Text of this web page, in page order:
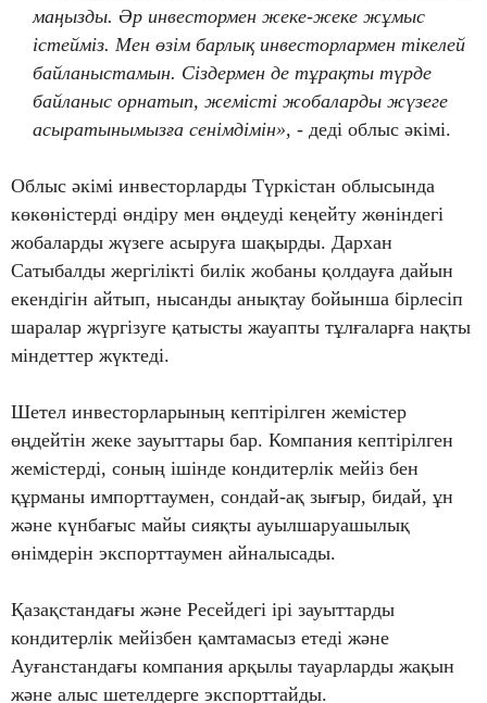
маңызды. Әр инвестормен жеке-жеке жұмыс
істейміз. Мен өзім барлық инвесторлармен тікелей
байланыстамын. Сіздермен де тұрақты түрде
байланыс орнатып, жемісті жобаларды жүзеге
асыратынымызға сенімдімін», - деді облыс әкімі.
Облыс әкімі инвесторларды Түркістан облысында
көкөністерді өндіру мен өңдеуді кеңейту жөніндегі
жобаларды жүзеге асыруға шақырды. Дархан
Сатыбалды жергілікті билік жобаны қолдауға дайын
екендігін айтып, нысанды анықтау бойынша бірлесіп
шаралар жүргізуге қатысты жауапты тұлғаларға нақты
міндеттер жүктеді.
Шетел инвесторларының кептірілген жемістер
өңдейтін жеке зауыттары бар. Компания кептірілген
жемістерді, соның ішінде кондитерлік мейіз бен
құрманы импорттаумен, сондай-ақ зығыр, бидай, ұн
және күнбағыс майы сияқты ауылшаруашылық
өнімдерін экспорттаумен айналысады.
Қазақстандағы және Ресейдегі ірі зауыттарды
кондитерлік мейізбен қамтамасыз етеді және
Ауғанстандағы компания арқылы тауарларды жақын
және алыс шетелдерге экспорттайды.